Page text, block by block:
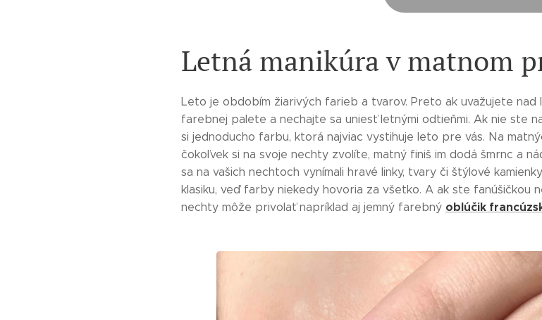
Letná manikúra v matnom
Leto je obdobím žiarivých farieb a tvarov. Preto ak uvažujete nad
farebnej palete a nechajte sa uniesť letnými odtieňmi. Ak nie ste
si jednoducho farbu, ktorá najviac vystihuje leto pre vás. Na
čokoľvek si na svoje nechty zvolíte, matný finiš im dodá šmrnc a
sa na vašich nechtoch vynímali hravé linky, tvary či štýlové
klasiku, veď farby niekedy hovoria za všetko. A ak ste fanúšičkou
nechty môže privolať napríklad aj jemný farebný oblúčik